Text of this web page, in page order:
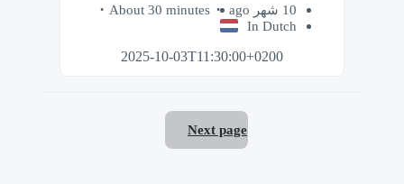
10 شهر ago
About 30 minutes
In Dutch
2025-10-03T11:30:00+0200
Next page